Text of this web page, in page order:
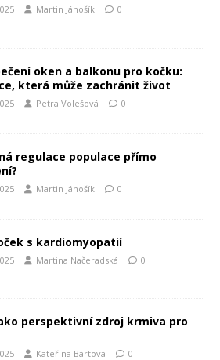
Martin Jánošík 0
oken a balkonu pro kočku:
která může zachránit život
Petra Volešová 0
regulace populace přímo
Martin Jánošík 0
s kardiomyopatií
Martina Načeradská 0
perspektivní zdroj krmiva pro
Kateřina Bártová 0